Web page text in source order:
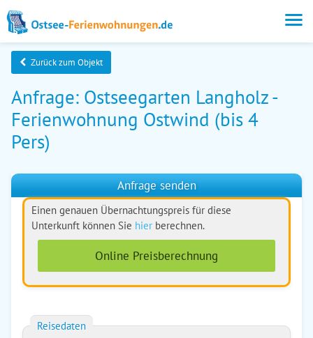
Zurück zum Objekt
Anfrage: Ostseegarten Langholz -
Ferienwohnung Ostwind (bis 4
Pers)
Anfrage senden
Einen genauen Übernachtungspreis für diese
Unterkunft können Sie hier berechnen.
Online Preisberechnung
Reisedaten